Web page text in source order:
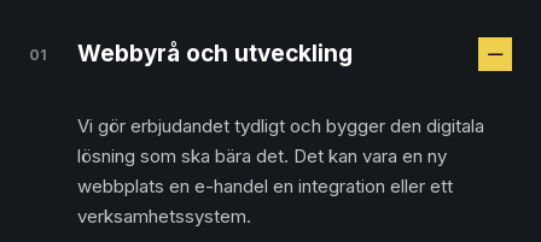
01 Webbyrå och utveckling
Vi gör erbjudandet tydligt och bygger den digitala
lösning som ska bära det. Det kan vara en ny
webbplats en e-handel en integration eller ett
verksamhetssystem.